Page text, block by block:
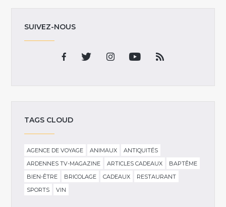
SUIVEZ-NOUS
TAGS CLOUD
AGENCE DE VOYAGE ANIMAUX
ANTIQUITÉS
ARDENNES TV-MAGAZINE
ARTICLES CADEAUX
BAPTÊME
BIEN-ÊTRE
BRICOLAGE CADEAUX
RESTAURANT
SPORTS
VIN